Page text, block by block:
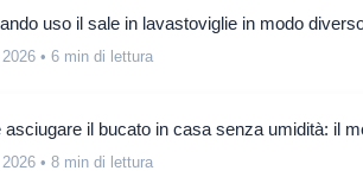
uso il sale in lavastoviglie in modo
• 6 min di lettura
asciugare il bucato in casa senza umidità: il
• 8 min di lettura